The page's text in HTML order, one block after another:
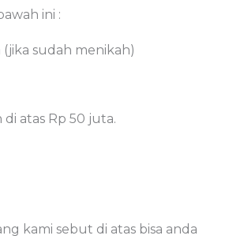
ini :
sudah menikah)
atas Rp 50 juta.
kami sebut di atas bisa anda